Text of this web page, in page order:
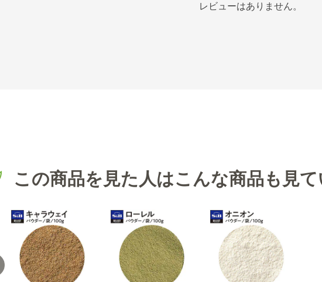
レビューはありません。
この商品を見た人はこんな商品も見